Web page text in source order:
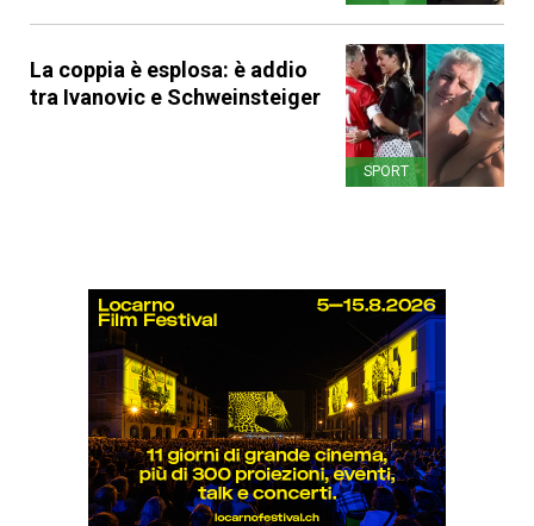
La coppia è esplosa: è addio
tra Ivanovic e Schweinsteiger
SPORT